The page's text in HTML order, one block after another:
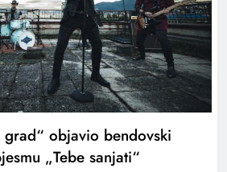
grad“ objavio bendovski
„Tebe sanjati“